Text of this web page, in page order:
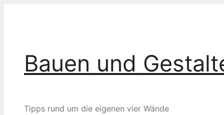
Bauen und
Tipps rund um die eigenen vier Wände